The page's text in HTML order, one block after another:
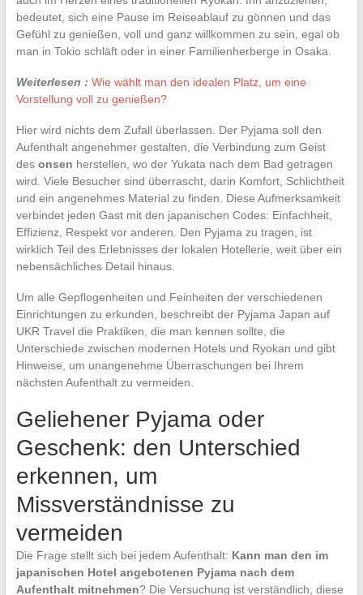
bedeutet, sich eine Pause im Reiseablauf zu gönnen und das
Gefühl zu genießen, voll und ganz willkommen zu sein, egal ob
man in Tokio schläft oder in einer Familienherberge in Osaka.
Weiterlesen : Wie wählt man den idealen Platz, um eine
Vorstellung voll zu genießen?
Hier wird nichts dem Zufall überlassen. Der Pyjama soll den
Aufenthalt angenehmer gestalten, die Verbindung zum Geist
des onsen herstellen, wo der Yukata nach dem Bad getragen
wird. Viele Besucher sind überrascht, darin Komfort, Schlichtheit
und ein angenehmes Material zu finden. Diese Aufmerksamkeit
verbindet jeden Gast mit den japanischen Codes: Einfachheit,
Effizienz, Respekt vor anderen. Den Pyjama zu tragen, ist
wirklich Teil des Erlebnisses der lokalen Hotellerie, weit über ein
nebensächliches Detail hinaus.
Um alle Gepflogenheiten und Feinheiten der verschiedenen
Einrichtungen zu erkunden, beschreibt der Pyjama Japan auf
UKR Travel die Praktiken, die man kennen sollte, die
Unterschiede zwischen modernen Hotels und Ryokan und gibt
Hinweise, um unangenehme Überraschungen bei Ihrem
nächsten Aufenthalt zu vermeiden.
Geliehener Pyjama oder
Geschenk: den Unterschied
erkennen, um
Missverständnisse zu
vermeiden
Die Frage stellt sich bei jedem Aufenthalt: Kann man den im
japanischen Hotel angebotenen Pyjama nach dem
Aufenthalt mitnehmen? Die Versuchung ist verständlich, diese